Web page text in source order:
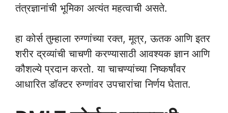
तंत्रज्ञानांची भूमिका अत्यंत महत्वाची असते.
हा कोर्स तुम्हाला रुग्णांच्या रक्त, मूत्र, ऊतक आणि इतर
शरीर द्रव्यांची चाचणी करण्यासाठी आवश्यक ज्ञान आणि
कौशल्ये प्रदान करतो. या चाचण्यांच्या निष्कर्षांवर
आधारित डॉक्टर रुग्णांवर उपचारांचा निर्णय घेतात.